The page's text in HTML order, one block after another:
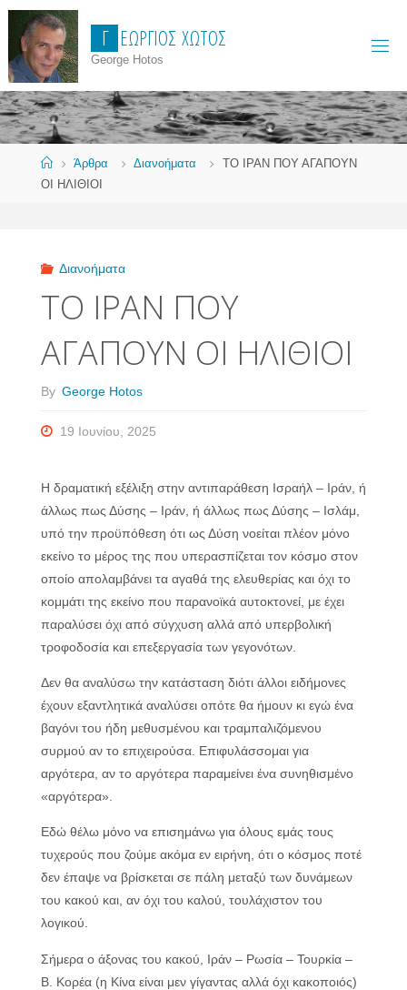
Skip
content
Γ ΕΏΡΓΙΟΣ ΧΏΤΟΣ
George Hotos
HomeΆρθρα Διανοήματα
ΤΟ ΙΡΑΝ ΠΟΥ ΑΓΑΠΟΥΝ
ΟΙ ΗΛΙΘΙΟΙ
Διανοήματα
ΤΟ ΙΡΑΝ ΠΟΥ
ΑΓΑΠΟΥΝ ΟΙ ΗΛΙΘΙΟΙ
By George Hotos
19 Ιουνίου, 2025
Η δραματική εξέλιξη στην αντιπαράθεση Ισραήλ – Ιράν, ή
άλλως πως Δύσης – Ιράν, ή άλλως πως Δύσης – Ισλάμ,
υπό την προϋπόθεση ότι ως Δύση νοείται πλέον μόνο
εκείνο το μέρος της που υπερασπίζεται τον κόσμο στον
οποίο απολαμβάνει τα αγαθά της ελευθερίας και όχι το
κομμάτι της εκείνο που παρανοϊκά αυτοκτονεί, με έχει
παραλύσει όχι από σύγχυση αλλά από υπερβολική
τροφοδοσία και επεξεργασία των γεγονότων.
Δεν θα αναλύσω την κατάσταση διότι άλλοι ειδήμονες
έχουν εξαντλητικά αναλύσει οπότε θα ήμουν κι εγώ ένα
βαγόνι του ήδη μεθυσμένου και τραμπαλιζόμενου
συρμού αν το επιχειρούσα. Επιφυλάσσομαι για
αργότερα, αν το αργότερα παραμείνει ένα συνηθισμένο
«αργότερα».
Εδώ θέλω μόνο να επισημάνω για όλους εμάς τους
τυχερούς που ζούμε ακόμα εν ειρήνη, ότι ο κόσμος ποτέ
δεν έπαψε να βρίσκεται σε πάλη μεταξύ των δυνάμεων
του κακού και, αν όχι του καλού, τουλάχιστον του
λογικού.
Σήμερα ο άξονας του κακού, Ιράν – Ρωσία – Τουρκία –
Β. Κορέα (η Κίνα είναι μεν γίγαντας αλλά όχι κακοποιός)